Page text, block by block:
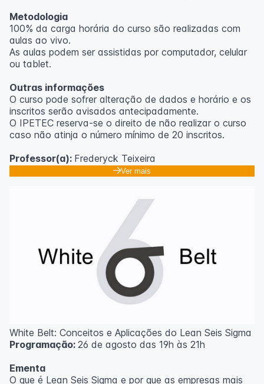
Metodologia
100% da carga horária do curso são realizadas com
aulas ao vivo.
As aulas podem ser assistidas por computador, celular
ou tablet.
Outras informações
O curso pode sofrer alteração de dados e horário e os
inscritos serão avisados ​​antecipadamente.
O IPETEC reserva-se o direito de não realizar o curso
caso não atinja o número mínimo de 20 inscritos.
Professor(a): Frederyck Teixeira
Ver mais
White Belt: Conceitos e Aplicações do Lean Seis Sigma
Programação: 26 de agosto das 19h às 21h
Ementa
O que é Lean Seis Sigma e por que as empresas mais